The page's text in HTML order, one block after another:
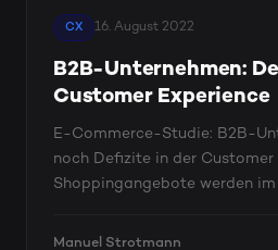
CX 16. August 2022
B2B-Unternehmen:
Customer Experience
E-Commerce-Studie: B2B-
noch Defizite in der Customer
Shoppingangebote werden
Manuel Strotmann